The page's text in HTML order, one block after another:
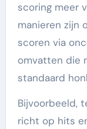
scoring meer
manieren zijn
scoren via
omvatten die
standaard
Bijvoorbeeld,
richt op hits